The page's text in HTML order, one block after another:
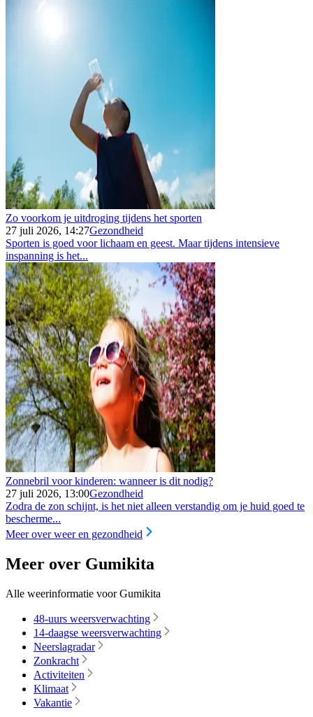
Zo voorkom je uitdroging tijdens het sporten
27 juli 2026, 14:27Gezondheid
Sporten is goed voor lichaam en geest. Maar tijdens intensieve
inspanning is het...
Zonnebril voor kinderen: wanneer is dit nodig?
27 juli 2026, 13:00Gezondheid
Zodra de zon schijnt, is het niet alleen verstandig om je huid goed te
bescherme...
Meer over weer en gezondheid
Meer over Gumikita
Alle weerinformatie voor Gumikita
48-uurs weersverwachting
14-daagse weersverwachting
Neerslagradar
Zonkracht
Activiteiten
Klimaat
Vakantie